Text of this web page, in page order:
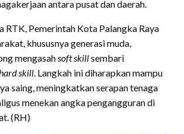
antara pusat dan daerah.
RTK, Pemerintah Kota Palangka Raya
khususnya generasi muda,
mengasahsoft skillsembari
skill. Langkah ini diharapkan mampu
saing, meningkatkan serapan tenaga
menekan angka pengangguran di
(RH)